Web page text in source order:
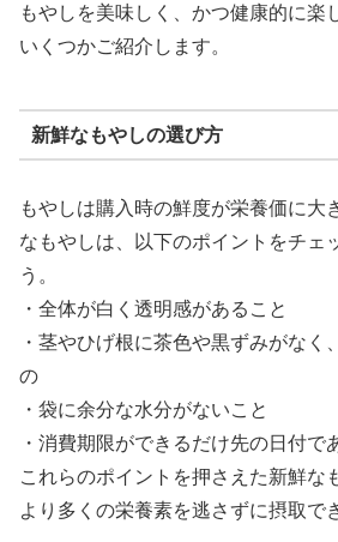
もやしを美味しく、かつ健康的に楽
いくつかご紹介します。
新鮮なもやしの選び方
もやしは購入時の鮮度が栄養価に大
なもやしは、以下のポイントをチェ
う。
・全体が白く透明感があること
・茎やひげ根に茶色や黒ずみがなく
の
・袋に余分な水分がないこと
・消費期限ができるだけ先の日付で
これらのポイントを押さえた新鮮な
より多くの栄養素を逃さずに摂取で